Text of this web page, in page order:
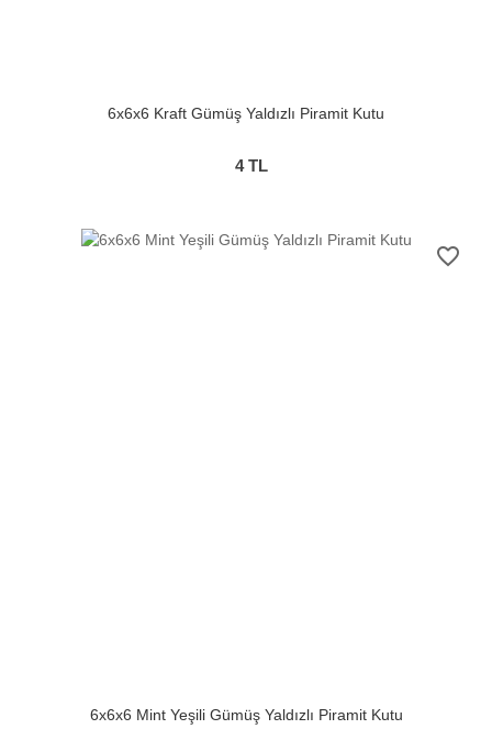
6x6x6 Kraft Gümüş Yaldızlı Piramit Kutu
4TL
favorite_border
6x6x6 Mint Yeşili Gümüş Yaldızlı Piramit Kutu